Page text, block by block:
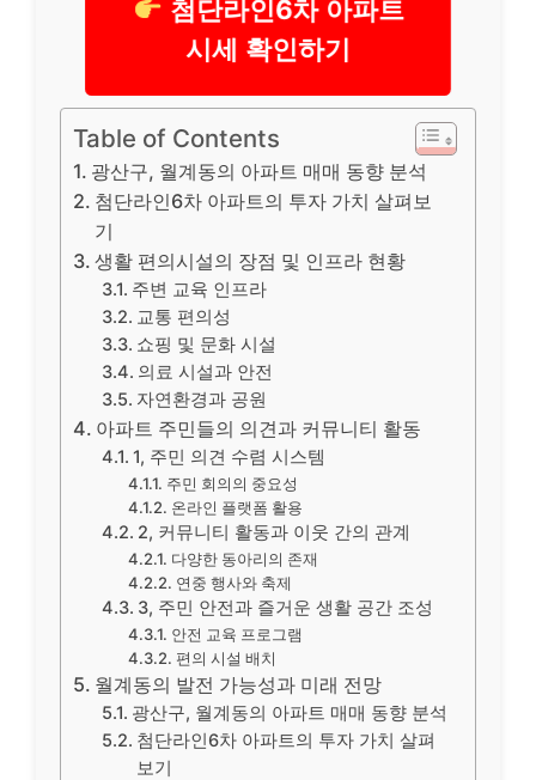
첨단라인6차 아파트
시세 확인하기
Table of Contents
광산구, 월계동의 아파트 매매 동향 분석
첨단라인6차 아파트의 투자 가치 살펴보
기
생활 편의시설의 장점 및 인프라 현황
주변 교육 인프라
교통 편의성
쇼핑 및 문화 시설
의료 시설과 안전
자연환경과 공원
아파트 주민들의 의견과 커뮤니티 활동
1, 주민 의견 수렴 시스템
주민 회의의 중요성
온라인 플랫폼 활용
2, 커뮤니티 활동과 이웃 간의 관계
다양한 동아리의 존재
연중 행사와 축제
3, 주민 안전과 즐거운 생활 공간 조성
안전 교육 프로그램
편의 시설 배치
월계동의 발전 가능성과 미래 전망
광산구, 월계동의 아파트 매매 동향 분석
첨단라인6차 아파트의 투자 가치 살펴
보기